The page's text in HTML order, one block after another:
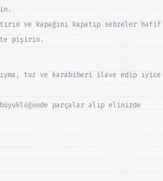
ve kapağını kapatıp sebzeler hafif
pişirin.
tuz ve karabiberi ilave edip iyice
parçalar alıp elinizde